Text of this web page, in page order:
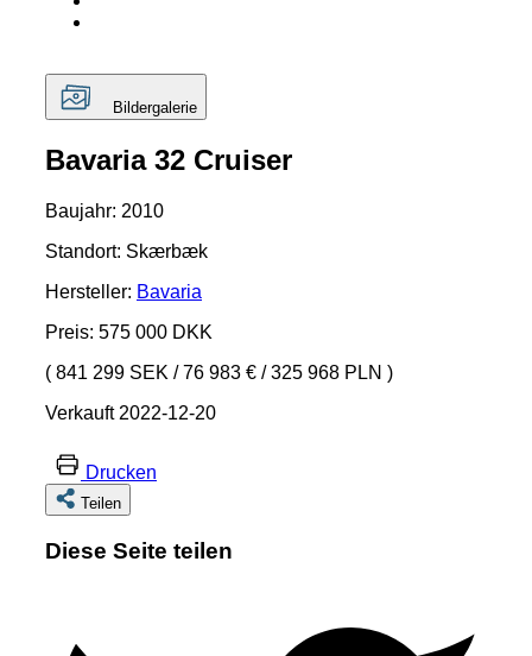
Bildergalerie
Bavaria 32 Cruiser
Baujahr: 2010
Standort: Skærbæk
Hersteller: Bavaria
Preis: 575 000 DKK
( 841 299 SEK /76 983 € /325 968 PLN )
Verkauft 2022-12-20
Drucken
Teilen
Diese Seite teilen